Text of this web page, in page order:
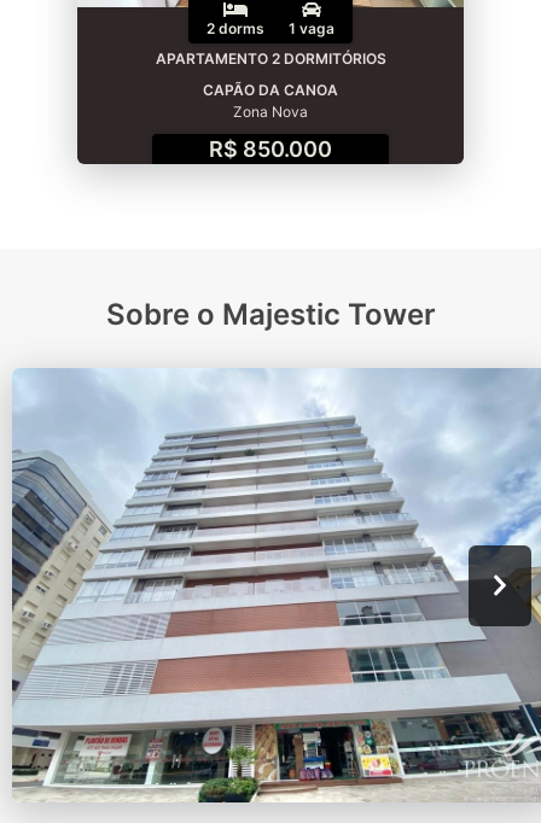
2 dorms
1 vaga
APARTAMENTO 2 DORMITÓRIOS
CAPÃO DA CANOA
Zona Nova
R$ 850.000
Sobre o Majestic Tower